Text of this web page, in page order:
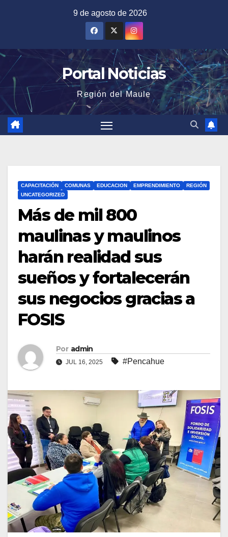
9 de agosto de 2026
Portal Noticias
Región del Maule
CAPACITACIÓN COMUNAS EDUCACION EMPRENDIMIENTO
REGIÓN
UNCATEGORIZED
Más de mil 800
maulinas y maulinos
harán realidad sus
sueños y fortalecerán
sus negocios gracias a
FOSIS
Por admin
JUL 16, 2025 #Pencahue